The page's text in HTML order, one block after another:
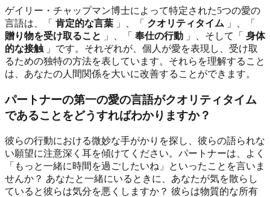
ゲイリー・チャップマン博士によって特定された5つの愛の
言語は、「 肯定的な言葉 」、「 クオリティタイム 」、「
贈り物を受け取ること
」、「 奉仕の行動 」、そして「 身体
的な接触」です。それぞれが、個人が愛を表現し、受け取
るための独特の方法を表しています。それらを理解すること
は、あなたの人間関係を大いに改善することができます。
パートナーの第一の愛の言語がクオリティタイム
であることをどうすればわかりますか？
彼らの行動における微妙な手がかりを探し、彼らの語られな
い願望に注意深く耳を傾けてください。パートナーは、よく
「もっと一緒に時間を過ごしたいね」といったことを言いま
せんか？ あなたと一緒にいるときに、あなたが気を散らし
ていると彼らは気分を悪くしますか？ 彼らは物質的な所有